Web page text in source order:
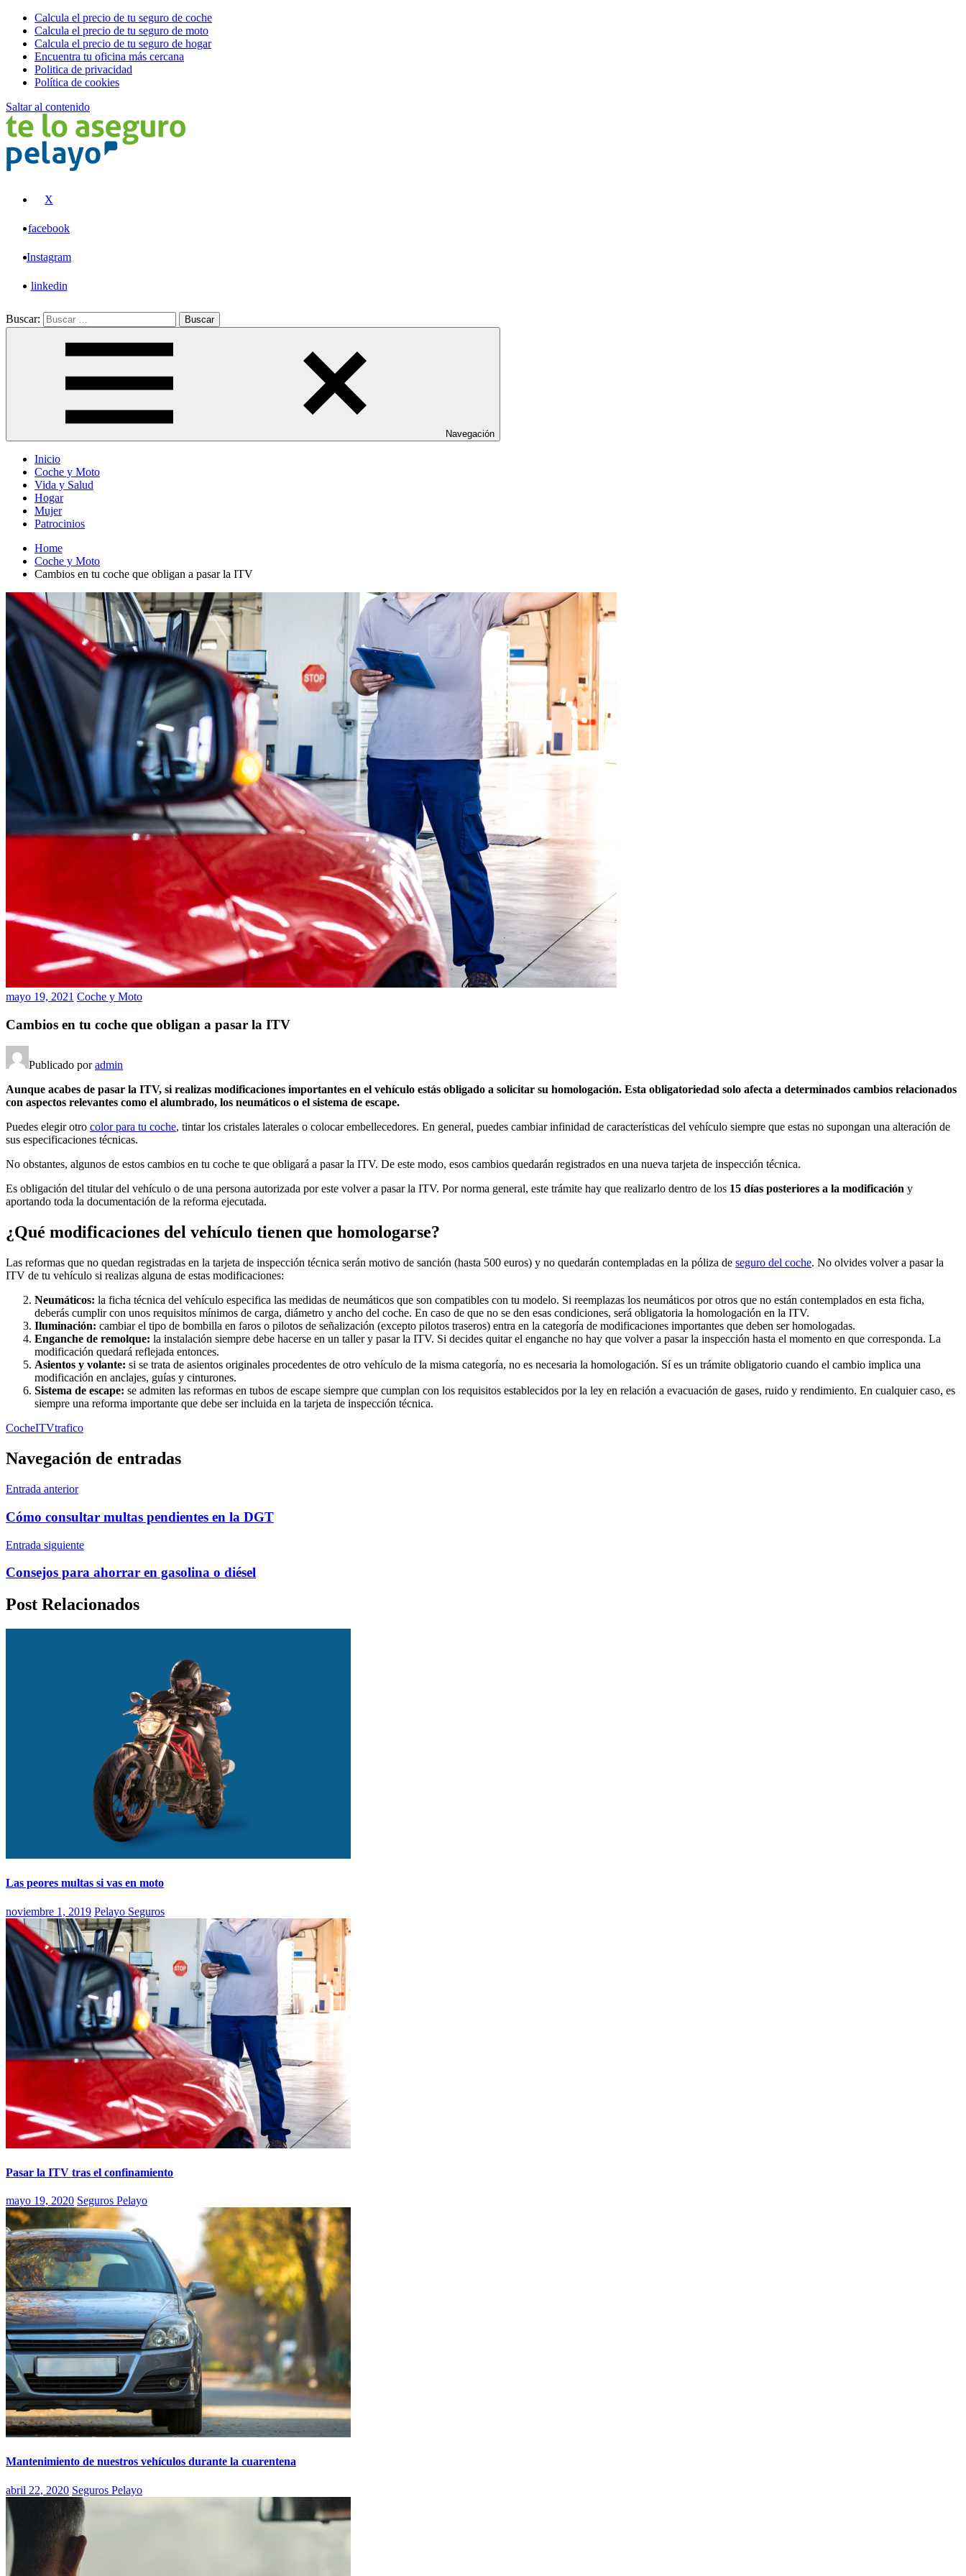
Calcula el precio de tu seguro de coche
Calcula el precio de tu seguro de moto
Calcula el precio de tu seguro de hogar
Encuentra tu oficina más cercana
Politica de privacidad
Política de cookies
Saltar al contenido
X
facebook
Instagram
linkedin
Buscar: Buscar
Navegación
Inicio
Coche y Moto
Vida y Salud
Hogar
Mujer
Patrocinios
Home
Coche y Moto
Cambios en tu coche que obligan a pasar la ITV
mayo 19, 2021 Coche y Moto
Cambios en tu coche que obligan a pasar la ITV
Publicado poradmin
Aunque acabes de pasar la ITV, si realizas modificaciones importantes en el vehículo estás obligado a solicitar su homologación. Esta obligatoriedad solo afecta a determinados cambios relacionados
con aspectos relevantes como el alumbrado, los neumáticos o el sistema de escape.
Puedes elegir otro color para tu coche, tintar los cristales laterales o colocar embellecedores. En general, puedes cambiar infinidad de características del vehículo siempre que estas no supongan una alteración de
sus especificaciones técnicas.
No obstantes, algunos de estos cambios en tu coche te que obligará a pasar la ITV. De este modo, esos cambios quedarán registrados en una nueva tarjeta de inspección técnica.
Es obligación del titular del vehículo o de una persona autorizada por este volver a pasar la ITV. Por norma general, este trámite hay que realizarlo dentro de los 15 días posteriores a la modificación y
aportando toda la documentación de la reforma ejecutada.
¿Qué modificaciones del vehículo tienen que homologarse?
Las reformas que no quedan registradas en la tarjeta de inspección técnica serán motivo de sanción (hasta 500 euros) y no quedarán contempladas en la póliza de seguro del coche. No olvides volver a pasar la
ITV de tu vehículo si realizas alguna de estas modificaciones:
Neumáticos: la ficha técnica del vehículo especifica las medidas de neumáticos que son compatibles con tu modelo. Si reemplazas los neumáticos por otros que no están contemplados en esta ficha,
deberás cumplir con unos requisitos mínimos de carga, diámetro y ancho del coche. En caso de que no se den esas condiciones, será obligatoria la homologación en la ITV.
Iluminación: cambiar el tipo de bombilla en faros o pilotos de señalización (excepto pilotos traseros) entra en la categoría de modificaciones importantes que deben ser homologadas.
Enganche de remolque: la instalación siempre debe hacerse en un taller y pasar la ITV. Si decides quitar el enganche no hay que volver a pasar la inspección hasta el momento en que corresponda. La
modificación quedará reflejada entonces.
Asientos y volante: si se trata de asientos originales procedentes de otro vehículo de la misma categoría, no es necesaria la homologación. Sí es un trámite obligatorio cuando el cambio implica una
modificación en anclajes, guías y cinturones.
Sistema de escape: se admiten las reformas en tubos de escape siempre que cumplan con los requisitos establecidos por la ley en relación a evacuación de gases, ruido y rendimiento. En cualquier caso, es
siempre una reforma importante que debe ser incluida en la tarjeta de inspección técnica.
CocheITVtrafico
Navegación de entradas
Entrada anterior
Cómo consultar multas pendientes en la DGT
Entrada siguiente
Consejos para ahorrar en gasolina o diésel
Post Relacionados
Las peores multas si vas en moto
noviembre 1, 2019 Pelayo Seguros
Pasar la ITV tras el confinamiento
mayo 19, 2020 Seguros Pelayo
Mantenimiento de nuestros vehículos durante la cuarentena
abril 22, 2020 Seguros Pelayo